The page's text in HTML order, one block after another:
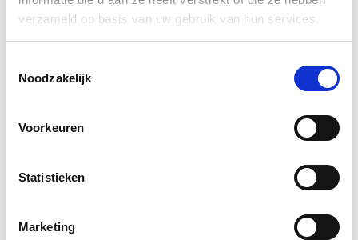
verzameld op basis van uw gebruik van hun services.
Noodzakelijk
Voorkeuren
Statistieken
Marketing
841 mm
90 grams FSC gecertificeerd papier.
Voor 14.00 besteld, de volgende dag in